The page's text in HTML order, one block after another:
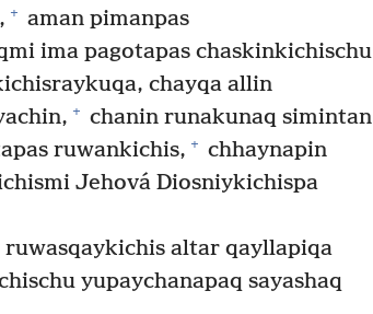
+ aman pimanpas
ima pagotapas chaskinkichischu
chayqa allin
+ chanin runakunaq simintan
ruwankichis, + chhaynapin
Jehová Diosniykichispa
ruwasqaykichis altar qayllapiqa
yupaychanapaq sayashaq